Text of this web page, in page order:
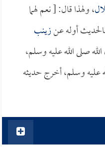
، ولهذا قال: [ نعم لهما
أوله عنزينب
صلى الله عليه وسلم،
وسلم، أخرج حديثه